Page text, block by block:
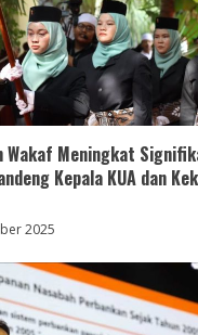
Wakaf Meningkat
Kepala KUA dan
2025